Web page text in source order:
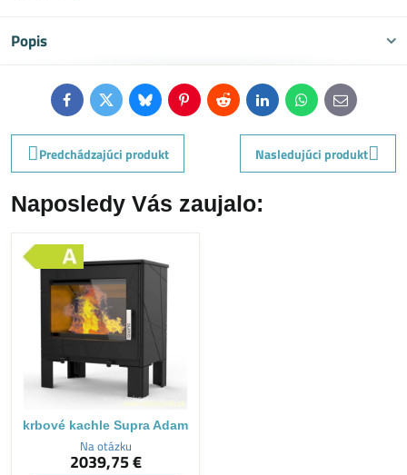
Popis
FacebookTwitterBlueskyPinterestReddit LinkedInWhatsApp
E-
mail
Predchádzajúci produkt
Nasledujúci produkt
Naposledy Vás zaujalo:
krbové kachle Supra Adam
Na otázku
2039,75 €